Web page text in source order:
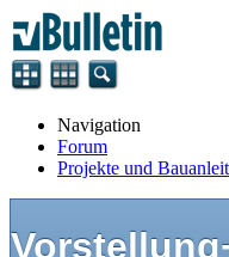
Navigation
Forum
Projekte und